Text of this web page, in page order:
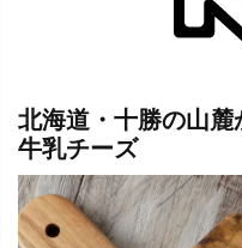
北海道・十勝の山
牛乳チーズ